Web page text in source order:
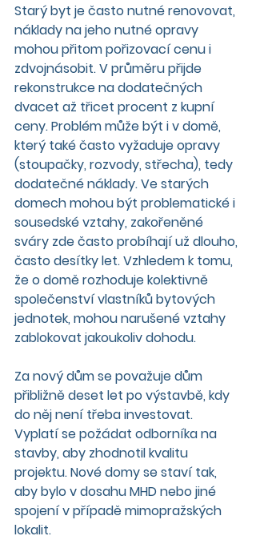
Starý byt je často nutné renovovat,
náklady na jeho nutné opravy
mohou přitom pořizovací cenu i
zdvojnásobit. V průměru přijde
rekonstrukce na dodatečných
dvacet až třicet procent z kupní
ceny. Problém může být i v domě,
který také často vyžaduje opravy
(stoupačky, rozvody, střecha), tedy
dodatečné náklady. Ve starých
domech mohou být problematické i
sousedské vztahy, zakořeněné
sváry zde často probíhají už dlouho,
často desítky let. Vzhledem k tomu,
že o domě rozhoduje kolektivně
společenství vlastníků bytových
jednotek, mohou narušené vztahy
zablokovat jakoukoliv dohodu.
Za nový dům se považuje dům
přibližně deset let po výstavbě, kdy
do něj není třeba investovat.
Vyplatí se požádat odborníka na
stavby, aby zhodnotil kvalitu
projektu. Nové domy se staví tak,
aby bylo v dosahu MHD nebo jiné
spojení v případě mimopražských
lokalit.